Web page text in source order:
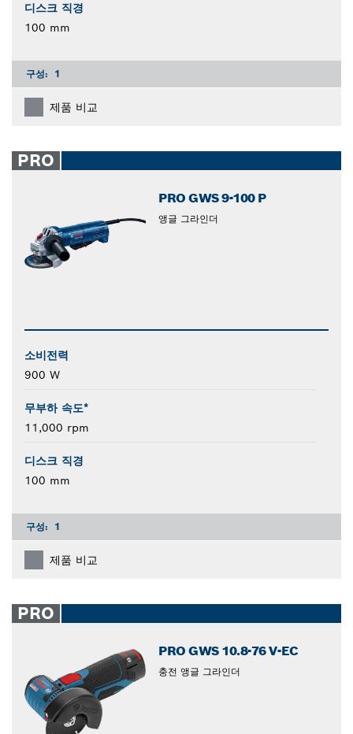
디스크 직경
100 mm
구성: 1
제품 비교
PRO
PRO GWS 9-100 P
앵글 그라인더
소비전력
900 W
무부하 속도*
11,000 rpm
디스크 직경
100 mm
구성: 1
제품 비교
PRO
PRO GWS 10.8-76 V-EC
충전 앵글 그라인더